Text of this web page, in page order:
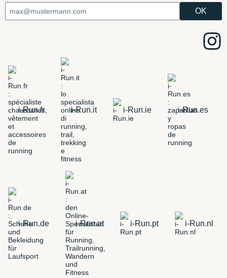
i-Run.fr i-Run.it i-Run.ie i-Run.es
i-Run.de i-Run.at i-Run.pt i-Run.nl